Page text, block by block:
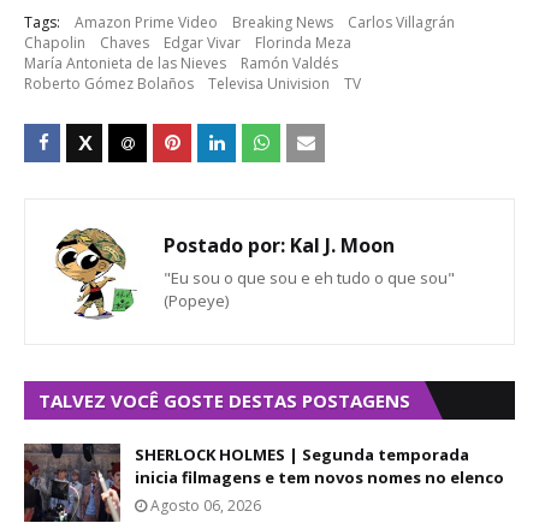
Tags: Amazon Prime Video Breaking News
Carlos Villagrán
Chapolin
Chaves Edgar Vivar
Florinda Meza
María Antonieta de las Nieves
Ramón Valdés
Roberto Gómez Bolaños
Televisa Univision TV
Postado por: Kal J. Moon
"Eu sou o que sou e eh tudo o que sou"
(Popeye)
TALVEZ VOCÊ GOSTE DESTAS POSTAGENS
SHERLOCK HOLMES | Segunda temporada
inicia filmagens e tem novos nomes no elenco
Agosto 06, 2026